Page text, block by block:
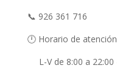
📞 926 361 716
🕛 Horario de
L-V de 8:00 a